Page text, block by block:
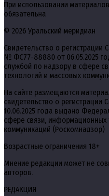
При использовании
обязательна
© 2026 Уральский меридиан
Свидетельство о регистрации
№ ФС77-88880 от 06.05.2025
службой по надзору в сфере
технологий и массовых
На сайте размещаются
свидетельство о
10.06.2025 года выдано
сфере связи, информационных
коммуникаций (Роскомнадзор)
Возрастные ограничения 18+
Мнение редакции может не
авторов.
РЕДАКЦИЯ